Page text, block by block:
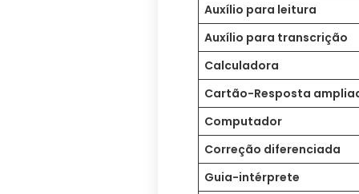
Auxílio para leitura
Auxílio para transcrição
Calculadora
Cartão-Resposta
Computador
Correção diferenciada
Guia-intérprete